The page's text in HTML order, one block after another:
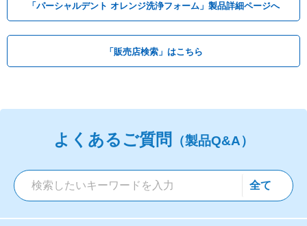
「パーシャルデント オレンジ洗浄フォーム」製品詳細ページへ
「販売店検索」はこちら
よくあるご質問 （製品Q&A）